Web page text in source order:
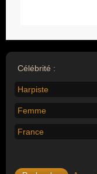
Célébrité :
Harpiste
Femme
France